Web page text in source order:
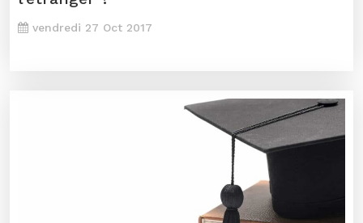
vendredi 27 Oct 2017